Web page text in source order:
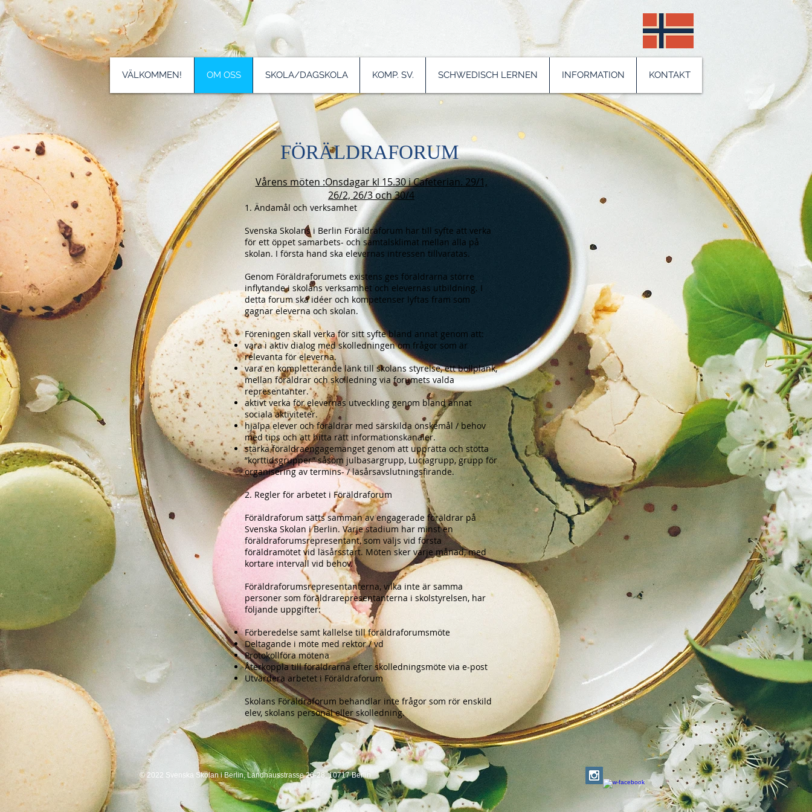
VÄLKOMMEN! OM OSS SKOLA/DAGSKOLA KOMP. SV. SCHWEDISCH LERNEN INFORMATION KONTAKT
FÖRÄLDRAFORUM
Vårens möten :Onsdagar kl 15.30 i Cafeterian. 29/1,
26/2, 26/3 och 30/4
1. Ändamål och verksamhet
Svenska Skolans i Berlin Föräldraforum har till syfte att verka
för ett öppet samarbets- och samtalsklimat mellan alla på
skolan. I första hand ska elevernas intressen tillvaratas.
Genom Föräldraforumets existens ges föräldrarna större
inflytande i skolans verksamhet och elevernas utbildning. I
detta forum ska idéer och kompetenser lyftas fram som
gagnar eleverna och skolan.
Föreningen skall verka för sitt syfte bland annat genom att:
vara i aktiv dialog med skolledningen om frågor som är
relevanta för eleverna.
vara en kompletterande länk till skolans styrelse, ett bollplank,
mellan föräldrar och skolledning via forumets valda
representanter.
aktivt verka för elevernas utveckling genom bland annat
sociala aktiviteter.
hjälpa elever och föräldrar med särskilda önskemål / behov
med tips och att hitta rätt informationskanaler.
stärka föräldraengagemanget genom att upprätta och stötta
”korttidsgrupper” såsom julbasargrupp, Luciagrupp, grupp för
organisering av termins- / läsårsavslutningsfirande.
2. Regler för arbetet i Föräldraforum
Föräldraforum sätts samman av engagerade föräldrar på
Svenska Skolan i Berlin. Varje stadium har minst en
föräldraforumsrepresentant, som väljs vid första
föräldramötet vid läsårsstart. Möten sker varje månad, med
kortare intervall vid behov.
Föräldraforumsrepresentanterna, vilka inte är samma
personer som föräldrarepresentanterna i skolstyrelsen, har
följande uppgifter:
Förberedelse samt kallelse till föräldraforumsmöte
Deltagande i möte med rektor / vd
Protokollföra mötena
Återkoppla till föräldrarna efter skolledningsmöte via e-post
Utvärdera arbetet i Föräldraforum
Skolans Föräldraforum behandlar inte frågor som rör enskild
elev, skolans personal eller skolledning.
© 2022 Svenska Skolan i Berlin, Landhausstrasse 26-28, 10717 Berlin